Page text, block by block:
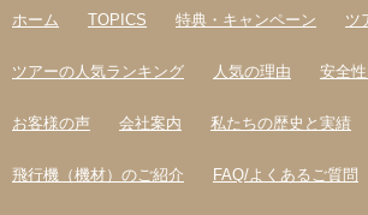
ホーム TOPICS 特典・キャンペーン ツ
ツアーの人気ランキング 人気の理由 安全
お客様の声 会社案内 私たちの歴史と実績
飛行機（機材）のご紹介 FAQ/よくあるご質問